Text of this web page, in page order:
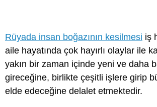
Rüyada insan boğazının kesilmesi iş
aile hayatında çok hayırlı olaylar ile
yakın bir zaman içinde yeni ve daha
gireceğine, birlikte çeşitli işlere girip
elde edeceğine delalet etmektedir.